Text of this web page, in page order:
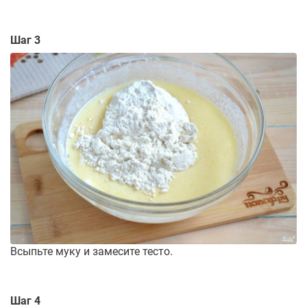
Шаг 3
Всыпьте муку и замесите тесто.
Шаг 4